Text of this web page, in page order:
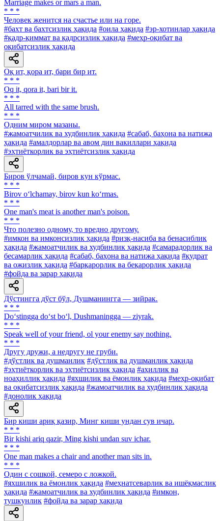
Marriage makes or mars a man.
* * *
Человек женится на счастье или на горе.
#бахт ва бахтсизлик ҳақида #оила ҳақида #эр-хотинлар ҳақида
#қадр-қиммат ва қадрсизлик ҳақида #меҳр-оқибат ва
оқибатсизлик ҳақида
Оқ ит, қора ит, бари бир ит.
* * *
Oq it, qora it, bari bir it.
* * *
All tarred with the same brush.
* * *
Одним миром мазаны.
#жамоатчилик ва худбинлик ҳақида #сабаб, баҳона ва натижа
ҳақида #амалдорлар ва авом дин вакиллари ҳақида
#эҳтиёткорлик ва эҳтиётсизлик ҳақида
Биров ўлчамай, биров кун кўрмас.
* * *
Birov o‘lchamay, birov kun ko‘rmas.
* * *
One man's meat is another man's poison.
* * *
Что полезно одному, то вредно другому.
#имкон ва имконсизлик ҳақида #ризқ-насиба ва бенасиблик
ҳақида #жамоатчилик ва худбинлик ҳақида #самарадорлик ва
бесамарлик ҳақида #сабаб, баҳона ва натижа ҳақида #қудрат
ва ожизлик ҳақида #барқарорлик ва беқарорлик ҳақида
#фойда ва зарар ҳақида
Дўстингга дўст бўл, Душманингга — зийрак.
* * *
Do‘stingga do‘st bo‘l, Dushmaningga — ziyrak.
* * *
Speak well of your friend, ol your enemy say nothing.
* * *
Другу дружи, а недругу не груби.
#дўстлик ва душманлик #дўстлик ва душманлик ҳақида
#эҳтиёткорлик ва эҳтиётсизлик ҳақида #аҳиллик ва
ноаҳиллик ҳақида #яхшилик ва ёмонлик ҳақида #меҳр-оқибат
ва оқибатсизлик ҳақида #жамоатчилик ва худбинлик ҳақида
#донолик ҳақида
Бир киши ариқ қазир, Минг киши ундан сув ичар.
* * *
Bir kishi ariq qazir, Ming kishi undan suv ichar.
* * *
One man makes a chair and another man sits in.
* * *
Один с сошкой, семеро с ложкой.
#яхшилик ва ёмонлик ҳақида #меҳнатсеварлик ва ишёқмаслик
ҳақида #жамоатчилик ва худбинлик ҳақида #имкон,
тушкунлик #фойда ва зарар ҳақида